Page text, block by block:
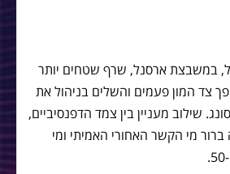
במשבצת ארסנל, שרף שטחים יותר
ק״מ), הפך צד המון פעמים והשלים בניהול את
שילוב מעניין בין צמד הדפנסיביים,
מי הקשר האחורי האמיתי ומי